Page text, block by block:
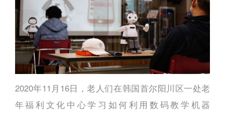
2020年11月16日，老人们在韩国首尔阳川区一处老
年福利文化中心学习如何利用数码教学机器